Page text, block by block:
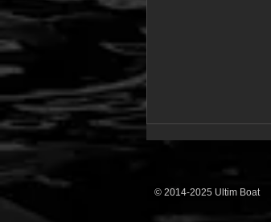
© 2014-2025 Ultim Boat